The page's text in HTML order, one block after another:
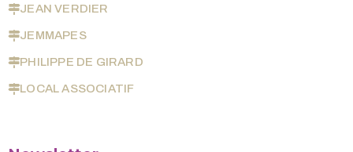
JEAN VERDIER
JEMMAPES
PHILIPPE DE GIRARD
LOCAL ASSOCIATIF